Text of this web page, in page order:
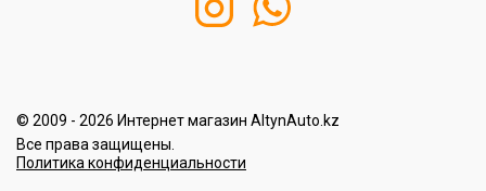
© 2009 - 2026 Интернет магазин AltynAuto.kz
Все права защищены.
Политика конфиденциальности